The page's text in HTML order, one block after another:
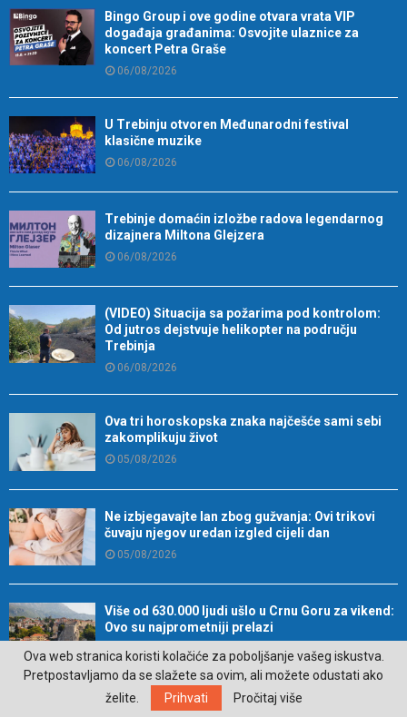
Bingo Group i ove godine otvara vrata VIP
događaja građanima: Osvojite ulaznice za
koncert Petra Graše
06/08/2026
U Trebinju otvoren Međunarodni festival
klasične muzike
06/08/2026
Trebinje domaćin izložbe radova legendarnog
dizajnera Miltona Glejzera
06/08/2026
(VIDEO) Situacija sa požarima pod kontrolom:
Od jutros dejstvuje helikopter na području
Trebinja
06/08/2026
Ova tri horoskopska znaka najčešće sami sebi
zakomplikuju život
05/08/2026
Ne izbjegavajte lan zbog gužvanja: Ovi trikovi
čuvaju njegov uredan izgled cijeli dan
05/08/2026
Više od 630.000 ljudi ušlo u Crnu Goru za vikend:
Ovo su najprometniji prelazi
05/08/2026
Trebinje: Izložba umjetničke fotografije u okviru
Ova web stranica koristi kolačiće za poboljšanje vašeg iskustva.
Pretpostavljamo da se slažete sa ovim, ali možete odustati ako
želite.
Prihvati Pročitaj više